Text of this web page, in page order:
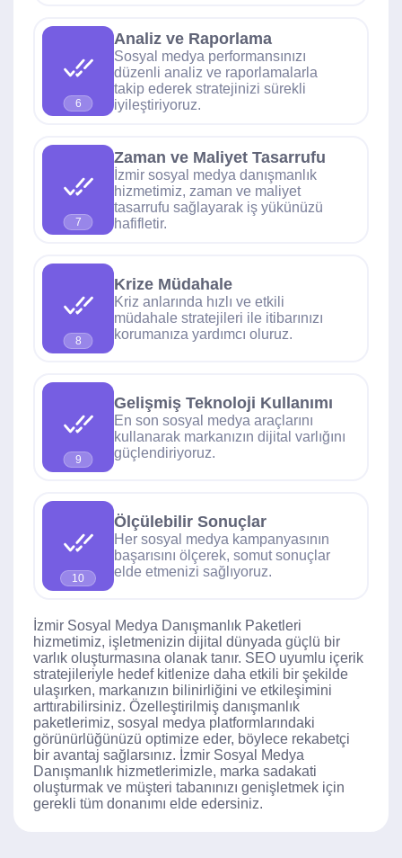
6
Analiz ve Raporlama
Sosyal medya performansınızı
düzenli analiz ve raporlamalarla
takip ederek stratejinizi sürekli
iyileştiriyoruz.
7
Zaman ve Maliyet Tasarrufu
İzmir sosyal medya danışmanlık
hizmetimiz, zaman ve maliyet
tasarrufu sağlayarak iş yükünüzü
hafifletir.
8
Krize Müdahale
Kriz anlarında hızlı ve etkili
müdahale stratejileri ile itibarınızı
korumanıza yardımcı oluruz.
9
Gelişmiş Teknoloji Kullanımı
En son sosyal medya araçlarını
kullanarak markanızın dijital varlığını
güçlendiriyoruz.
10
Ölçülebilir Sonuçlar
Her sosyal medya kampanyasının
başarısını ölçerek, somut sonuçlar
elde etmenizi sağlıyoruz.
İzmir Sosyal Medya Danışmanlık Paketleri
hizmetimiz, işletmenizin dijital dünyada güçlü bir
varlık oluşturmasına olanak tanır. SEO uyumlu içerik
stratejileriyle hedef kitlenize daha etkili bir şekilde
ulaşırken, markanızın bilinirliğini ve etkileşimini
arttırabilirsiniz. Özelleştirilmiş danışmanlık
paketlerimiz, sosyal medya platformlarındaki
görünürlüğünüzü optimize eder, böylece rekabetçi
bir avantaj sağlarsınız. İzmir Sosyal Medya
Danışmanlık hizmetlerimizle, marka sadakati
oluşturmak ve müşteri tabanınızı genişletmek için
gerekli tüm donanımı elde edersiniz.